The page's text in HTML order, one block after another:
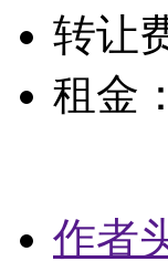
转让
租金：
作者